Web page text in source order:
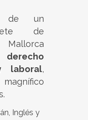
de un
de
derecho
laboral,
Inglés y